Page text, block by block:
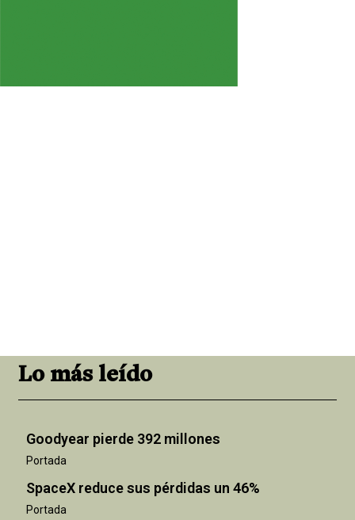
Lo más leído
Goodyear pierde 392 millones
Portada
SpaceX reduce sus pérdidas un 46%
Portada